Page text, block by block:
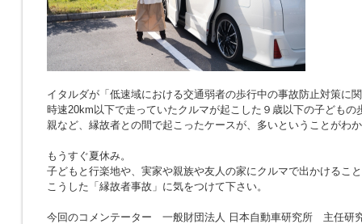
イタルダが「低速域における交通弱者の歩行中の事故防止対策に
時速20km以下で走っていたクルマが起こした９歳以下の子どもの
親など、縁故者との間で起こったケースが、多いということがわ
もうすぐ夏休み。
子どもと行楽地や、実家や親族や友人の家にクルマで出かけるこ
こうした「縁故者事故」に気をつけて下さい。
今回のコメンテーター 一般財団法人 日本自動車研究所 主任研